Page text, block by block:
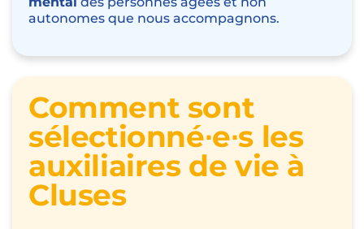
autonomes que nous accompagnons.
Comment sont
sélectionné∙e∙s les
auxiliaires de vie à
Cluses